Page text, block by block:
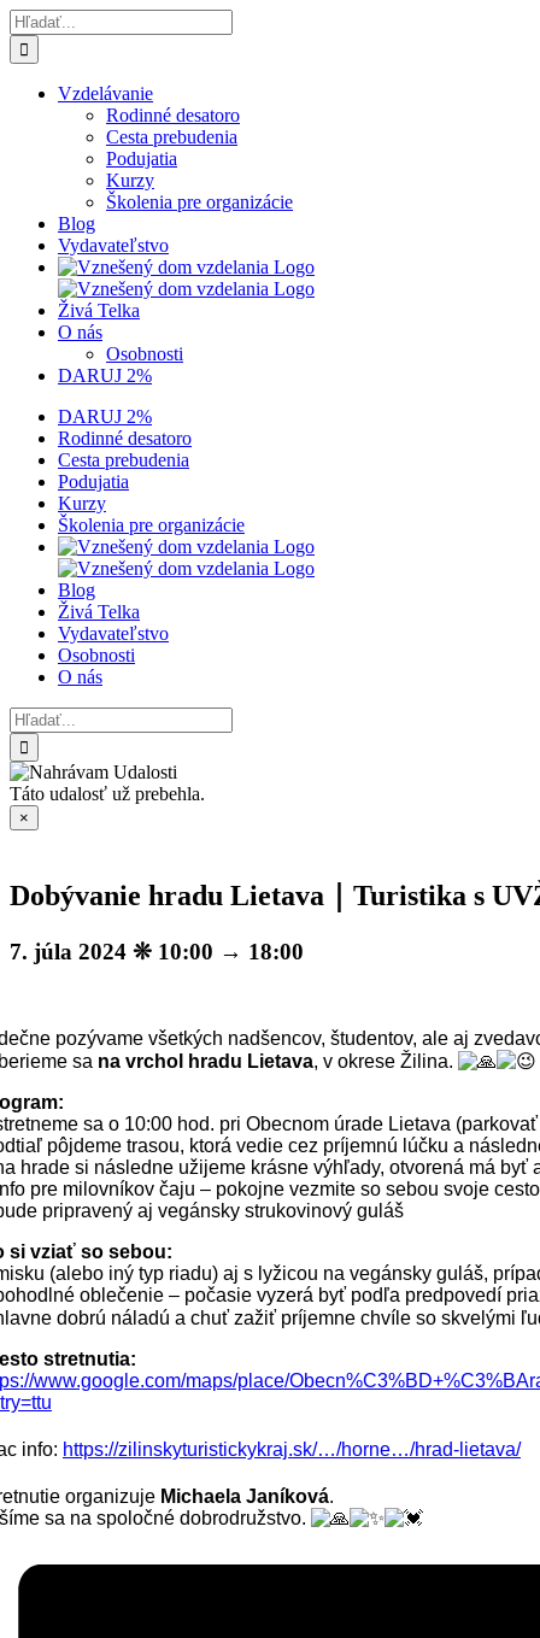
Skip
to
content
Hľadať:
Vzdelávanie
Rodinné desatoro
Cesta prebudenia
Podujatia
Kurzy
Školenia pre organizácie
Blog
Vydavateľstvo
Živá Telka
O nás
Osobnosti
DARUJ 2%
DARUJ 2%
Rodinné desatoro
Cesta prebudenia
Podujatia
Kurzy
Školenia pre organizácie
Blog
Živá Telka
Vydavateľstvo
Osobnosti
O nás
Hľadať:
Táto udalosť už prebehla.
×
Dobývanie hradu Lietava｜Turistika s
7. júla 2024 ❊ 10:00 → 18:00
pozývame všetkých nadšencov, študentov, ale aj
sa na vrchol hradu Lietava, v okrese Žilina.
sa o 10:00 hod. pri Obecnom úrade Lietava
pôjdeme trasou, ktorá vedie cez príjemnú lúčku a
hrade si následne užijeme krásne výhľady, otvorená má
pre milovníkov čaju – pokojne vezmite so sebou svoje
pripravený aj vegánsky strukovinový guláš
si vziať so sebou:
(alebo iný typ riadu) aj s lyžicou na vegánsky guláš,
oblečenie – počasie vyzerá byť podľa predpovedí
dobrú náladú a chuť zažiť príjemne chvíle so skvelými
stretnutia:
www.google.com/maps/place/
info: https://zilinskyturistickykraj.sk/…/horne…/hrad-lietava/
organizuje Michaela Janíková.
sa na spoločné dobrodružstvo.